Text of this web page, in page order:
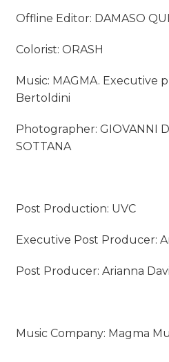
Offline Editor: DAMASO
Colorist: ORASH
Music: MAGMA. Executive
Bertoldini
Photographer: GIOVANNI
SOTTANA
Post Production: UVC
Executive Post Producer:
Post Producer: Arianna
Music Company: Magma